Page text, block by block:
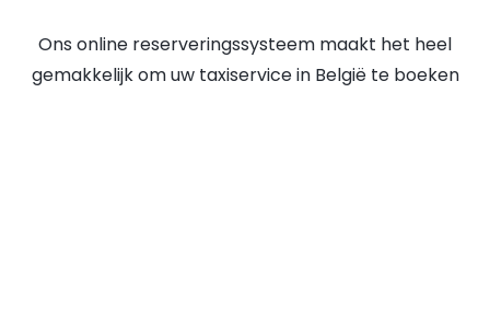
Ons online reserveringssysteem maakt het heel
gemakkelijk om uw taxiservice in België te boeken